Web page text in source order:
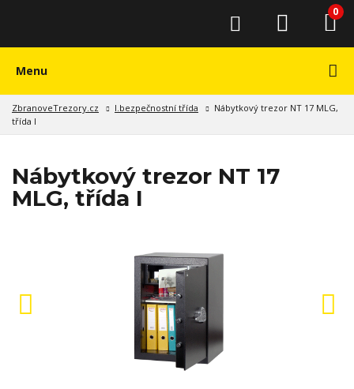
0
Menu
ZbranoveTrezory.cz I.bezpečnostní třída
Nábytkový trezor NT 17 MLG,
třída I
Nábytkový trezor NT 17
MLG, třída I